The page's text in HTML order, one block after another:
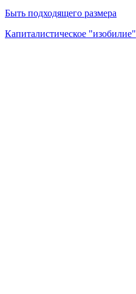
Быть подходящего размера
Капиталистическое "изобилие"